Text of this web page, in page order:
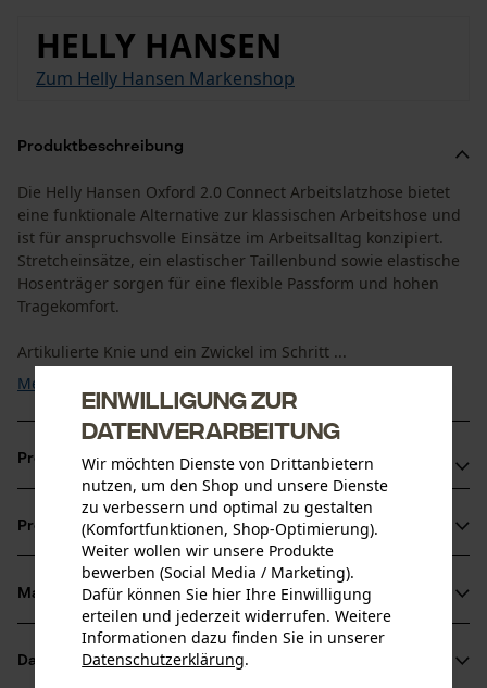
HELLY HANSEN
Zum Helly Hansen Markenshop
Produktbeschreibung
Die Helly Hansen Oxford 2.0 Connect Arbeitslatzhose bietet
eine funktionale Alternative zur klassischen Arbeitshose und
ist für anspruchsvolle Einsätze im Arbeitsalltag konzipiert.
Stretcheinsätze, ein elastischer Taillenbund sowie elastische
Hosenträger sorgen für eine flexible Passform und hohen
Tragekomfort.
Artikulierte Knie und ein Zwickel im Schritt ...
Mehr anzeigen
Produktvorteile
Arbeitslatzhose mit elastischen Hosenträgern und
Taillenbund
Stretcheinsätze und Zwickel für hohe Bewegungsfreiheit
Außen zugängliche, verstellbare Kniepolstertaschen
Produktinformationen
Produktdetails
Aktivitätstyp
Material & Pflege
Datenblätter
Einwilligung zur
Datenverarbeitung
Wir möchten Dienste von Drittanbietern
nutzen, um den Shop und unsere Dienste
zu verbessern und optimal zu gestalten
(Komfortfunktionen, Shop-Optimierung).
Weiter wollen wir unsere Produkte
bewerben (Social Media / Marketing).
Dafür können Sie hier Ihre Einwilligung
erteilen und jederzeit widerrufen. Weitere
Informationen dazu finden Sie in unserer
Datenschutzerklärung.